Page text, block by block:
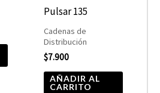
Pulsar 135
Cadenas de
Distribución
$7.900
AÑADIR AL
CARRITO